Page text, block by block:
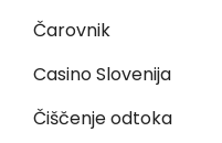
Čarovnik
Casino Slovenija
Čiščenje odtoka